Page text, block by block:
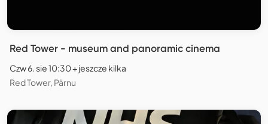
Red Tower - museum and panoramic cinema
Czw 6. sie 10:30 + jeszcze kilka
Red Tower, Pärnu